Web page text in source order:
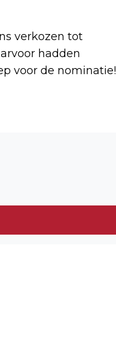
verkozen tot
hadden
voor de nominatie!
MET THEMA